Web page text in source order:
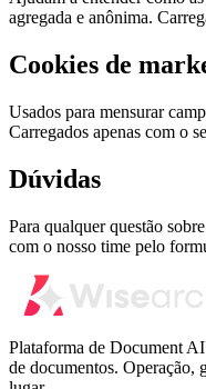
agregada e anônima.
Cookies de
Usados para mensurar
Carregados apenas com o
Dúvidas
Para qualquer questão
com o nosso time pelo
Plataforma de Document
de documentos. Operação,